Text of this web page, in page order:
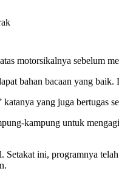
motorsikalnya sebelum
bahan bacaan yang
yang juga bertugas
kampung untuk
ini, programnya